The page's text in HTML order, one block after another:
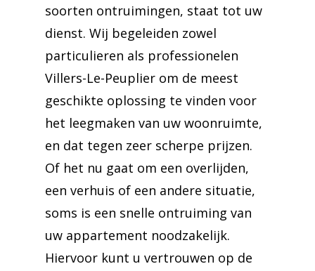
soorten ontruimingen, staat tot uw
dienst. Wij begeleiden zowel
particulieren als professionelen
Villers-Le-Peuplier om de meest
geschikte oplossing te vinden voor
het leegmaken van uw woonruimte,
en dat tegen zeer scherpe prijzen.
Of het nu gaat om een overlijden,
een verhuis of een andere situatie,
soms is een snelle ontruiming van
uw appartement noodzakelijk.
Hiervoor kunt u vertrouwen op de